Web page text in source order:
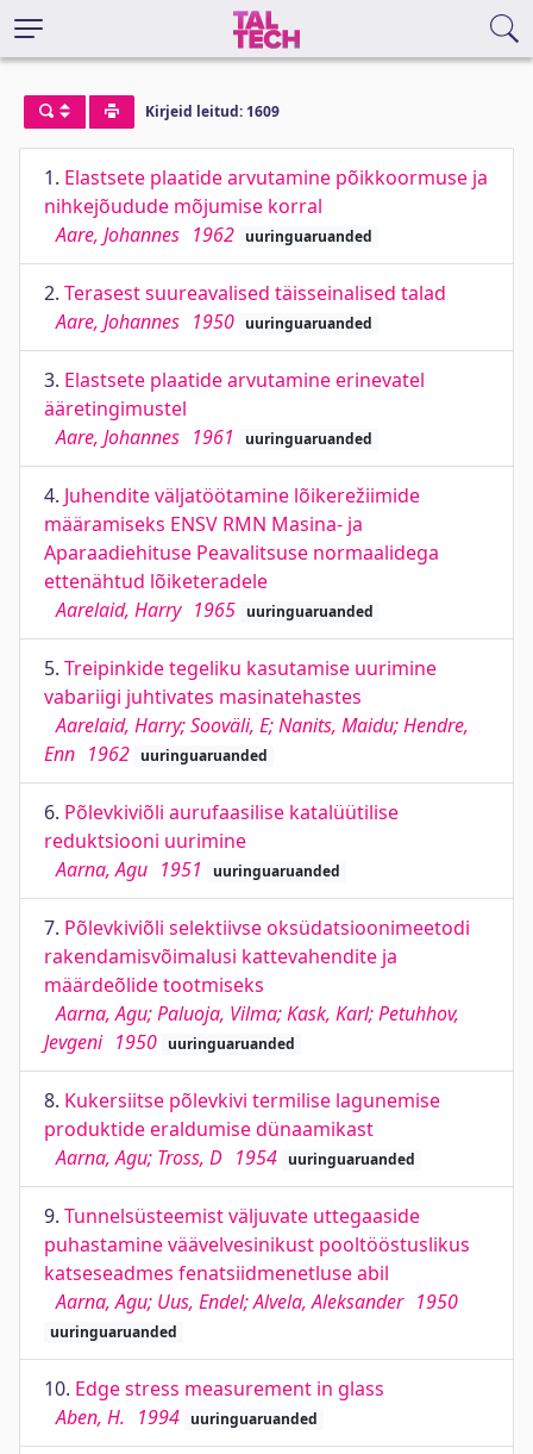
Kirjeid leitud: 1609
1. Elastsete plaatide arvutamine põikkoormuse ja
nihkejõudude mõjumise korral
Aare, Johannes 1962 uuringuaruanded
2. Terasest suureavalised täisseinalised talad
Aare, Johannes 1950 uuringuaruanded
3. Elastsete plaatide arvutamine erinevatel
ääretingimustel
Aare, Johannes 1961 uuringuaruanded
4. Juhendite väljatöötamine lõikerežiimide
määramiseks ENSV RMN Masina- ja
Aparaadiehituse Peavalitsuse normaalidega
ettenähtud lõiketeradele
Aarelaid, Harry 1965 uuringuaruanded
5. Treipinkide tegeliku kasutamise uurimine
vabariigi juhtivates masinatehastes
Aarelaid, Harry; Sooväli, E; Nanits, Maidu; Hendre,
Enn 1962 uuringuaruanded
6. Põlevkiviõli aurufaasilise katalüütilise
reduktsiooni uurimine
Aarna, Agu 1951 uuringuaruanded
7. Põlevkiviõli selektiivse oksüdatsioonimeetodi
rakendamisvõimalusi kattevahendite ja
määrdeõlide tootmiseks
Aarna, Agu; Paluoja, Vilma; Kask, Karl; Petuhhov,
Jevgeni 1950 uuringuaruanded
8. Kukersiitse põlevkivi termilise lagunemise
produktide eraldumise dünaamikast
Aarna, Agu; Tross, D 1954 uuringuaruanded
9. Tunnelsüsteemist väljuvate uttegaaside
puhastamine väävelvesinikust pooltööstuslikus
katseseadmes fenatsiidmenetluse abil
Aarna, Agu; Uus, Endel; Alvela, Aleksander 1950
uuringuaruanded
10. Edge stress measurement in glass
Aben, H. 1994 uuringuaruanded